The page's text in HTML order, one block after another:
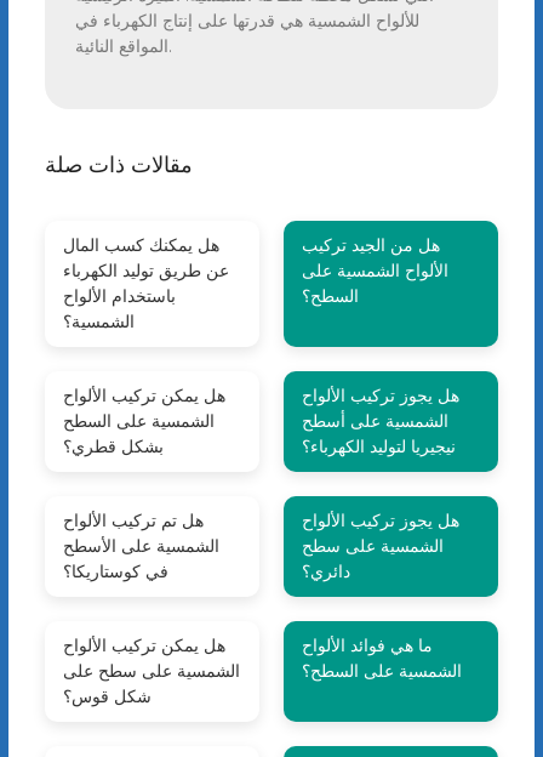
للألواح الشمسية هي قدرتها على إنتاج الكهرباء في
المواقع النائية.
مقالات ذات صلة
هل يمكنك كسب المال
عن طريق توليد الكهرباء
باستخدام الألواح
الشمسية؟
هل من الجيد تركيب
الألواح الشمسية على
السطح؟
هل يمكن تركيب الألواح
الشمسية على السطح
بشكل قطري؟
هل يجوز تركيب الألواح
الشمسية على أسطح
نيجيريا لتوليد الكهرباء؟
هل تم تركيب الألواح
الشمسية على الأسطح
في كوستاريكا؟
هل يجوز تركيب الألواح
الشمسية على سطح
دائري؟
هل يمكن تركيب الألواح
الشمسية على سطح على
شكل قوس؟
ما هي فوائد الألواح
الشمسية على السطح؟